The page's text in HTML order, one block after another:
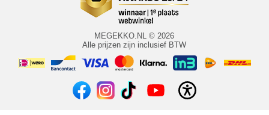
MEGEKKO.NL © 2026
Alle prijzen zijn inclusief BTW